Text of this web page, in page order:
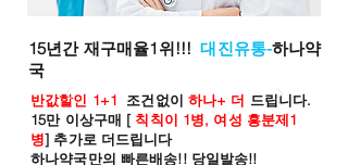
15년간 재구매율1위!!!대진유통-하나약
국
반값할인 1+1 조건없이 하나+ 더 드립니다.
15만 이상구매 [ 칙칙이 1병, 여성 흥분제1
병] 추가로 더드립니다
하나약국만의 빠른배송!! 당일발송!!